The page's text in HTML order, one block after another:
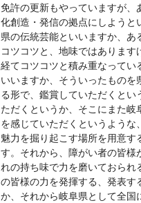
免許の更新もやっていますが、
化創造・発信の拠点にしようと
県の伝統芸能といいますか、あ
コツコツと、地味ではあります
経てコツコツと積み重なってい
いいますか、そういったものを
る形で、鑑賞していただくとい
ただくというか、そこにまた岐
を感じていただくというような
魅力を掘り起こす場所を用意す
す。それから、障がい者の皆様
れの持ち味で力を磨いておられ
の皆様の力を発揮する、発表す
か、それから岐阜県として全国